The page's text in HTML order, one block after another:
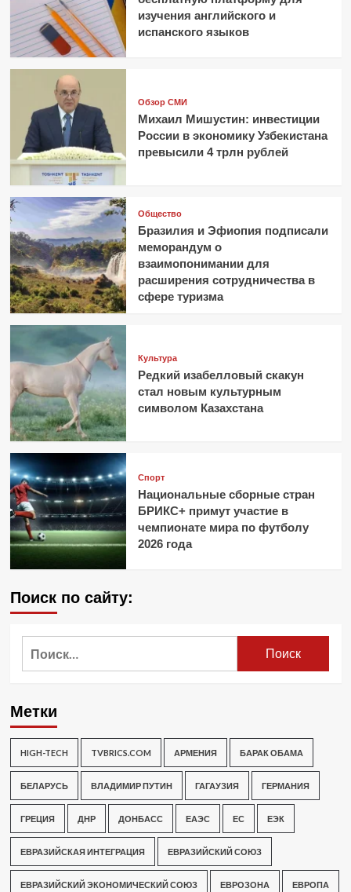
изучения английского и
испанского языков
Обзор СМИ
Михаил Мишустин: инвестиции
России в экономику Узбекистана
превысили 4 трлн рублей
Общество
Бразилия и Эфиопия подписали
меморандум о
взаимопонимании для
расширения сотрудничества в
сфере туризма
Культура
Редкий изабелловый скакун
стал новым культурным
символом Казахстана
Спорт
Национальные сборные стран
БРИКС+ примут участие в
чемпионате мира по футболу
2026 года
Поиск по сайту:
Метки
HIGH-TECH TVBRICS.COM АРМЕНИЯ БАРАК ОБАМА
БЕЛАРУСЬ ВЛАДИМИР ПУТИН ГАГАУЗИЯ ГЕРМАНИЯ
ГРЕЦИЯ ДНР ДОНБАСС ЕАЭС ЕС ЕЭК
ЕВРАЗИЙСКАЯ ИНТЕГРАЦИЯ ЕВРАЗИЙСКИЙ СОЮЗ
ЕВРАЗИЙСКИЙ ЭКОНОМИЧЕСКИЙ СОЮЗ ЕВРОЗОНА ЕВРОПА